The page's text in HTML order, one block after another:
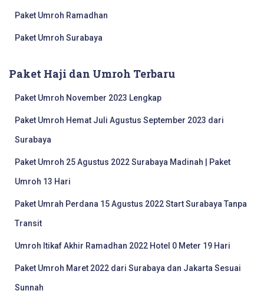
Paket Umroh Ramadhan
Paket Umroh Surabaya
Paket Haji dan Umroh Terbaru
Paket Umroh November 2023 Lengkap
Paket Umroh Hemat Juli Agustus September 2023 dari
Surabaya
Paket Umroh 25 Agustus 2022 Surabaya Madinah | Paket
Umroh 13 Hari
Paket Umrah Perdana 15 Agustus 2022 Start Surabaya Tanpa
Transit
Umroh Itikaf Akhir Ramadhan 2022 Hotel 0 Meter 19 Hari
Paket Umroh Maret 2022 dari Surabaya dan Jakarta Sesuai
Sunnah